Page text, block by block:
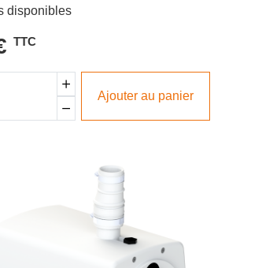
disponibles
TTC
Ajouter au panier